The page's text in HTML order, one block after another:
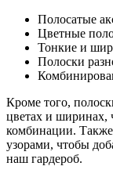
Полосатые
Цветные
Тонкие и
Полоски
Кроме того,
цветах и ширинах,
комбинации.
узорами, чтобы
наш гардероб.